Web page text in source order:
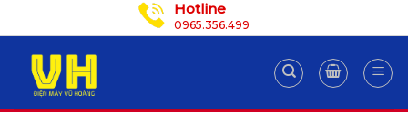
to
content
Hotline
0965.356.499